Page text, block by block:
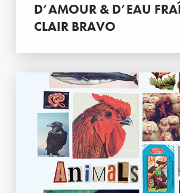
D’AMOUR & D’EAU
CLAIR BRAVO